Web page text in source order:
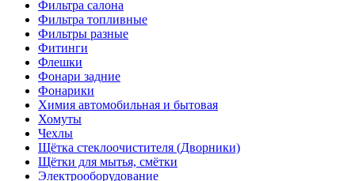
Фильтра салона
Фильтра топливные
Фильтры разные
Фитинги
Флешки
Фонари задние
Фонарики
Химия автомобильная и бытовая
Хомуты
Чехлы
Щётка стеклоочистителя (Дворники)
Щётки для мытья, смётки
Электрооборудование